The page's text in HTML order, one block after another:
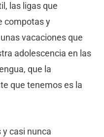
las ligas que
compotas y
vacaciones que
adolescencia en las
que la
que tenemos es la
casi nunca